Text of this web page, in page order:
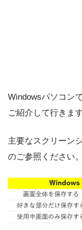
Windowsパソコン
ご紹介して行きます
主要なスクリーン
のご参照ください。